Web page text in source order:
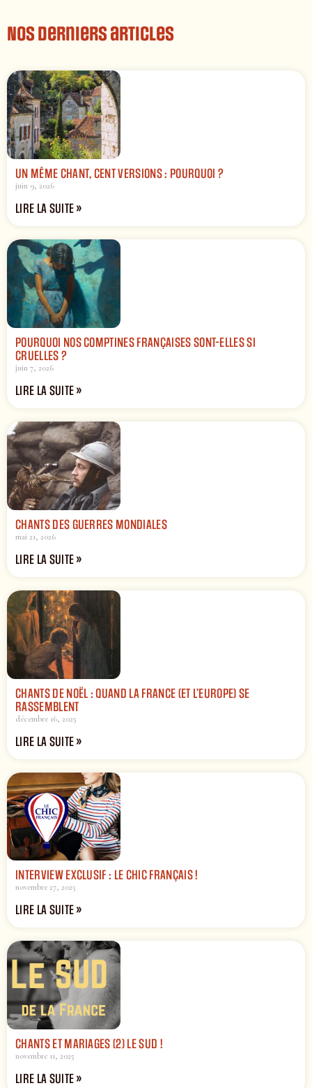
Nos derniers articles
UN MÊME CHANT, CENT VERSIONS : POURQUOI ?
juin 9, 2026
LIRE LA SUITE »
POURQUOI NOS COMPTINES FRANÇAISES SONT-ELLES SI
CRUELLES ?
juin 7, 2026
LIRE LA SUITE »
CHANTS DES GUERRES MONDIALES
mai 21, 2026
LIRE LA SUITE »
CHANTS DE NOËL : QUAND LA FRANCE (ET L’EUROPE) SE
RASSEMBLENT
décembre 16, 2025
LIRE LA SUITE »
INTERVIEW EXCLUSIF : LE CHIC FRANÇAIS !
novembre 27, 2025
LIRE LA SUITE »
CHANTS ET MARIAGES (2) LE SUD !
novembre 11, 2025
LIRE LA SUITE »